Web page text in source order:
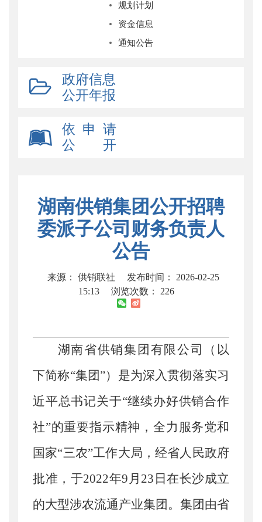
规划计划
资金信息
通知公告
政府信息
公开年报
依 申 请
公 开
湖南供销集团公开招聘
委派子公司财务负责人
公告
来源： 供销联社
发布时间： 2026-02-25
15:13
浏览次数： 226
湖南省供销集团有限公司（以
下简称“集团”）是为深入贯彻落实习
近平总书记关于“继续办好供销合作
社”的重要指示精神，全力服务党和
国家“三农”工作大局，经省人民政府
批准，于2022年9 月 23 日在长沙成立
的大型涉农流通产业集团。集团由省